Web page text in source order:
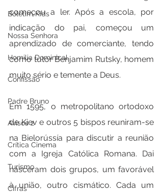
Boletim Kids
Nossa Senhora
Homilia Dominical
Confissão
Padre Bruno
Avisos 2
Crítica Cinema
Turismo
Cifras
começou a ler. Após a escola, por
indicação do pai, começou um
aprendizado de comerciante, tendo
como tutor Benjamim Rutsky, homem
muito sério e temente a Deus.
Em 1595, o metropolitano ortodoxo
de Kiev e outros 5 bispos reuniram-se
na Bielorússía para discutir a reunião
com a Igreja Católica Romana. Dai
nasceram dois grupos, um favorável
à união, outro cismático. Cada um